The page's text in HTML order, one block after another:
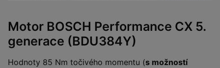
Motor BOSCH Performance CX 5.
generace (BDU384Y)
Hodnoty 85 Nm točivého momentu (s možností